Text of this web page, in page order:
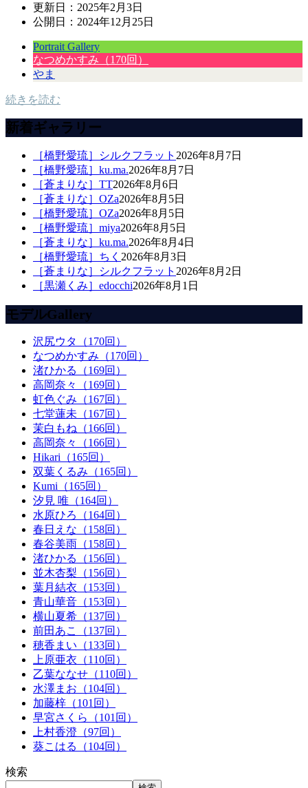
更新日： 2025年2月3日
公開日： 2024年12月25日
Portrait Gallery
なつめかすみ（170回）
やま
続きを読む
新着ギャラリー
［橋野愛琉］シルクフラット 2026年8月7日
［橋野愛琉］ku.ma.2026年8月7日
［蒼まりな］TT2026年8月6日
［蒼まりな］OZa2026年8月5日
［橋野愛琉］OZa2026年8月5日
［橋野愛琉］miya2026年8月5日
［蒼まりな］ku.ma.2026年8月4日
［橋野愛琉］ちく 2026年8月3日
［蒼まりな］シルクフラット 2026年8月2日
［黒瀬くみ］edocchi2026年8月1日
モデルGallery
沢尻ウタ（170回）
なつめかすみ（170回）
渚ひかる（169回）
高岡奈々（169回）
虹色ぐみ（167回）
七堂蓮未（167回）
茉白もね（166回）
高岡奈々（166回）
Hikari（165回）
双葉くるみ（165回）
Kumi（165回）
汐見 唯（164回）
水原ひろ（164回）
春日えな（158回）
春谷美雨（158回）
渚ひかる（156回）
並木杏梨（156回）
葉月結衣（153回）
青山華音（153回）
横山夏希（137回）
前田あこ（137回）
穂香まい（133回）
上原亜衣（110回）
乙葉ななせ（110回）
水澤まお（104回）
加藤梓（101回）
早宮さくら（101回）
上村香澄（97回）
葵こはる（104回）
検索